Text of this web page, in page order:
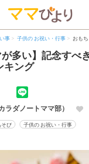
事 子供の お祝い・行事 おも
が多い】記念すべ
キング
ラダノートママ部）
そび 子供の お祝い・行事